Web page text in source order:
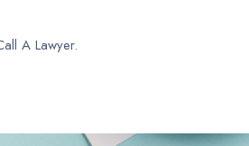
A Lawyer.